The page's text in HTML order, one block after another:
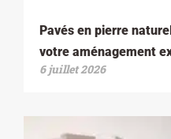
Pavés en pierre
votre aménagement
6 juillet 2026